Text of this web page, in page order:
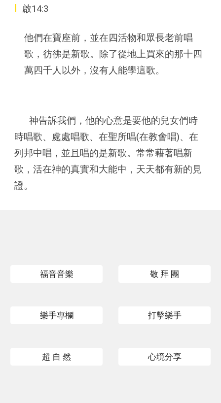
I 啟14:3
他們在寶座前，並在四活物和眾長老前唱
歌，彷彿是新歌。除了從地上買來的那十四
萬四千人以外，沒有人能學這歌。
神告訴我們，他的心意是要他的兒女們時
時唱歌、處處唱歌、在聖所唱(在教會唱)、在
列邦中唱，並且唱的是新歌。常常藉著唱新
歌，活在神的真實和大能中，天天都有新的見
證。
福音音樂 敬 拜 團
樂手專欄 打擊樂手
超 自 然 心境分享